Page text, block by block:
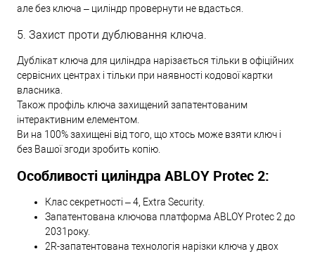
але без ключа – циліндр провернути не вдасться.
5. Захист проти дублювання ключа.
Дублікат ключа для циліндра нарізається тільки в офіційних
сервісних центрах і тільки при наявності кодової картки
власника.
Також профіль ключа захищений запатентованим
інтерактивним елементом.
Ви на 100% захищені від того, що хтось може взяти ключ і
без Вашої згоди зробить копію.
Особливості циліндра ABLOY Protec 2:
Клас секретності – 4, Extra Security.
Запатентована ключова платформа ABLOY Protec 2 до
2031року.
2R-запатентована технологія нарізки ключа у двох